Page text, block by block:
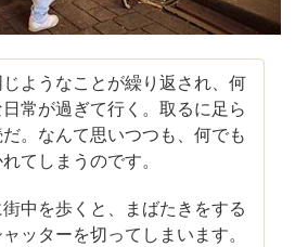
ようなことが繰り返され、何
常が過ぎて行く。取るに足ら
。なんて思いつつも、何でも
てしまうのです。
中を歩くと、まばたきをする
ッターを切ってしまいます。